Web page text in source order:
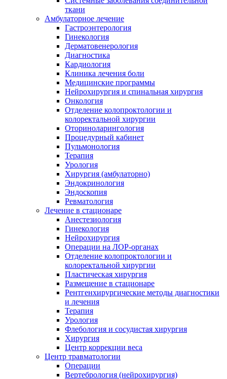
ткани
Амбулаторное лечение
Гастроэнтерология
Гинекология
Дерматовенерология
Диагностика
Кардиология
Клиника лечения боли
Медицинские программы
Нейрохирургия и спинальная хирургия
Онкология
Отделение колопроктологии и
колоректальной хирургии
Оториноларингология
Процедурный кабинет
Пульмонология
Терапия
Урология
Хирургия (амбулаторно)
Эндокринология
Эндоскопия
Ревматология
Лечение в стационаре
Анестезиология
Гинекология
Нейрохирургия
Операции на ЛОР-органах
Отделение колопроктологии и
колоректальной хирургии
Пластическая хирургия
Размещение в стационаре
Рентгенхирургические методы диагностики
и лечения
Терапия
Урология
Флебология и сосудистая хирургия
Хирургия
Центр коррекции веса
Центр травматологии
Операции
Вертебрология (нейрохирургия)